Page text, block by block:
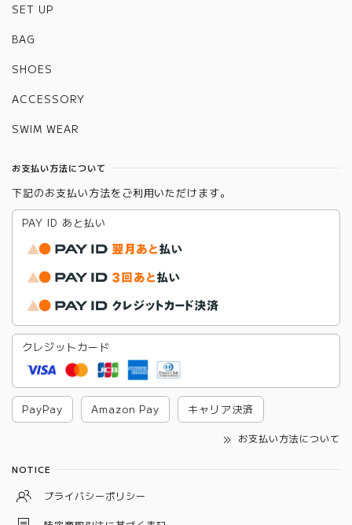
SET UP
BAG
SHOES
ACCESSORY
SWIM WEAR
お支払い方法について
下記のお支払い方法をご利用いただけます。
PAY ID あと払い
クレジットカード
PayPay Amazon Pay キャリア決済
お支払い方法について
NOTICE
プライバシーポリシー